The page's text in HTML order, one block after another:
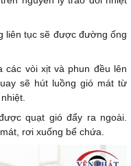
liên tục sẽ được đường ống
các vòi xịt và phun đều lên
sẽ hút luồng gió mát từ
quạt gió đẩy ra ngoài.
rơi xuống bể chứa.